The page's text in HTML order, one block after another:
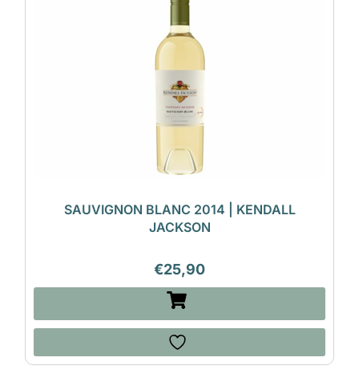
SAUVIGNON BLANC 2014 | KENDALL
JACKSON
€25,90